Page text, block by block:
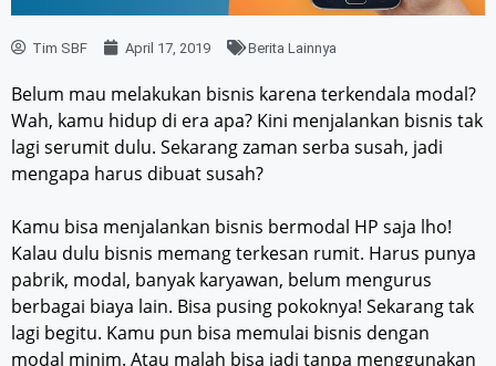
Tim SBF April 17, 2019 Berita Lainnya
Belum mau melakukan bisnis karena terkendala modal?
Wah, kamu hidup di era apa? Kini menjalankan bisnis tak
lagi serumit dulu. Sekarang zaman serba susah, jadi
mengapa harus dibuat susah?
Kamu bisa menjalankan bisnis bermodal HP saja lho!
Kalau dulu bisnis memang terkesan rumit. Harus punya
pabrik, modal, banyak karyawan, belum mengurus
berbagai biaya lain. Bisa pusing pokoknya! Sekarang tak
lagi begitu. Kamu pun bisa memulai bisnis dengan
modal minim. Atau malah bisa jadi tanpa menggunakan